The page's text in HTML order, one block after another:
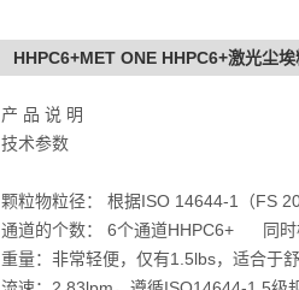
HHPC6+MET ONE HHPC6+激光尘
产 品 说 明
技术参数
颗粒物粒径： 根据ISO 14644-1（FS
通道的个数： 6个通道HHPC6+ 同
重量：非常轻便，仅有1.5lbs，适合于